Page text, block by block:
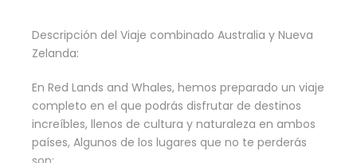
Descripción del Viaje combinado Australia y Nueva
Zelanda:
En Red Lands and Whales, hemos preparado un viaje
completo en el que podrás disfrutar de destinos
increíbles, llenos de cultura y naturaleza en ambos
países, Algunos de los lugares que no te perderás